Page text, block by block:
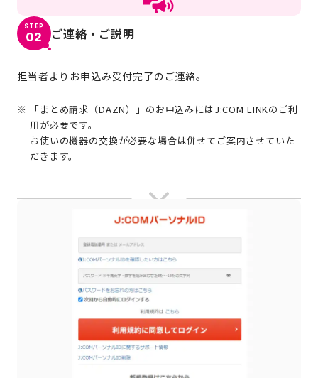
STEP
02 ご連絡・ご説明
担当者よりお申込み受付完了のご連絡。
「まとめ請求（DAZN）」のお申込みにはJ:COM LINKのご利
用が必要です。
お使いの機器の交換が必要な場合は併せてご案内させていた
だきます。